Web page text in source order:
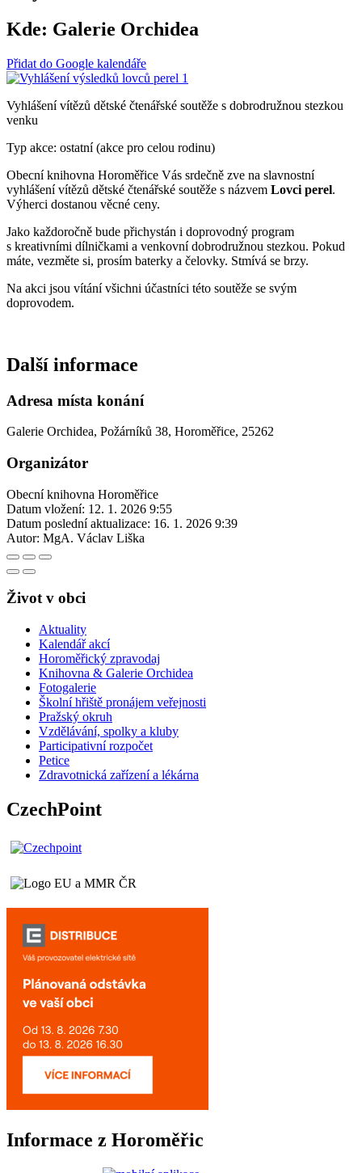
Kde: Galerie Orchidea
Přidat do Google kalendáře
Vyhlášení vítězů dětské čtenářské soutěže s dobrodružnou stezkou
venku
Typ akce: ostatní (akce pro celou rodinu)
Obecní knihovna Horoměřice Vás srdečně zve na slavnostní
vyhlášení vítězů dětské čtenářské soutěže s názvem Lovci perel.
Výherci dostanou věcné ceny.
Jako každoročně bude přichystán i doprovodný program
s kreativními dílničkami a venkovní dobrodružnou stezkou. Pokud
máte, vezměte si, prosím baterky a čelovky. Stmívá se brzy.
Na akci jsou vítání všichni účastníci této soutěže se svým
doprovodem.
Další informace
Adresa místa konání
Galerie Orchidea, Požárníků 38, Horoměřice, 25262
Organizátor
Obecní knihovna Horoměřice
Datum vložení: 12. 1. 2026 9:55
Datum poslední aktualizace: 16. 1. 2026 9:39
Autor: MgA. Václav Liška
Život v obci
Aktuality
Kalendář akcí
Horoměřický zpravodaj
Knihovna & Galerie Orchidea
Fotogalerie
Školní hřiště pronájem veřejnosti
Pražský okruh
Vzdělávání, spolky a kluby
Participativní rozpočet
Petice
Zdravotnická zařízení a lékárna
CzechPoint
Informace z Horoměřic